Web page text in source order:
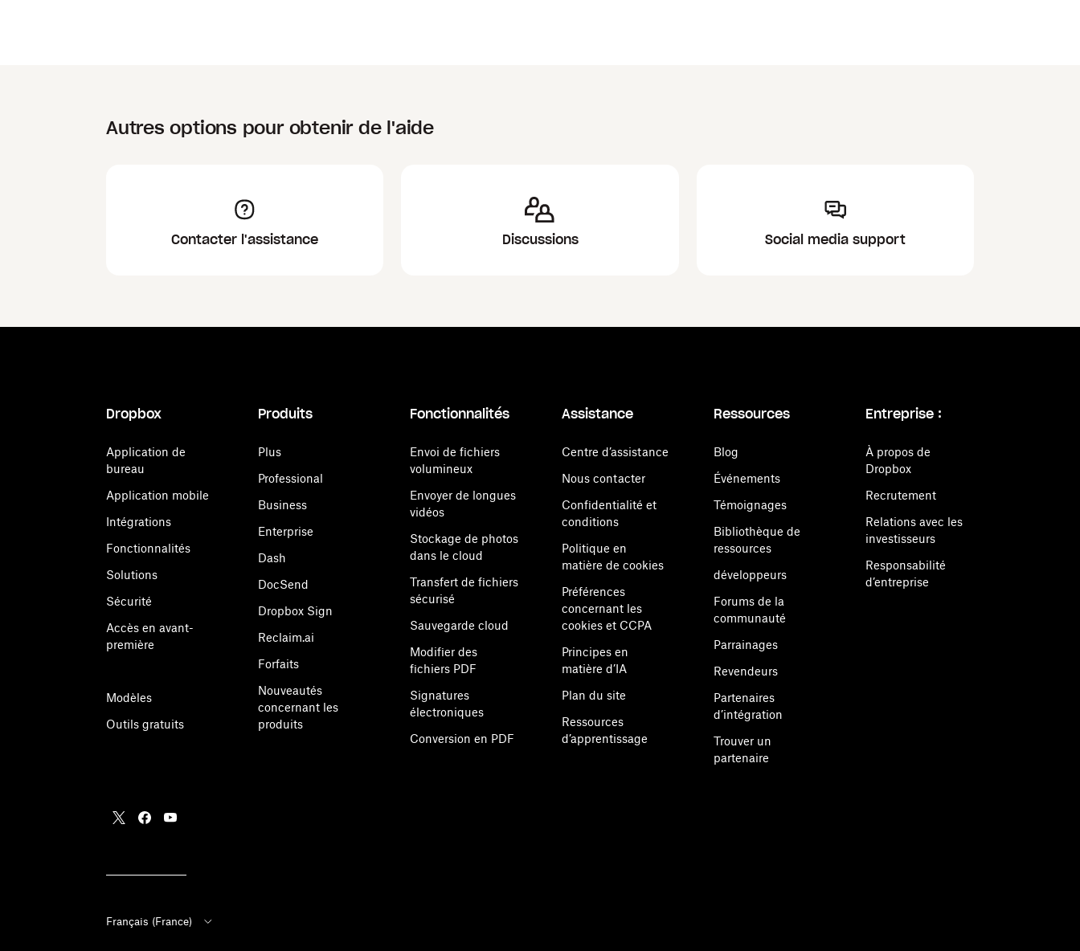
Autres options pour obtenir de l'aide
Contacter l'assistance Discussions Social media support
Dropbox
Application de
bureau
Application mobile
Intégrations
Fonctionnalités
Solutions
Sécurité
Accès en avant-
première
Modèles
Outils gratuits
Produits
Plus
Professional
Business
Enterprise
Dash
DocSend
Dropbox Sign
Reclaim.ai
Forfaits
Nouveautés
concernant les
produits
Fonctionnalités
Envoi de fichiers
volumineux
Envoyer de longues
vidéos
Stockage de photos
dans le cloud
Transfert de fichiers
sécurisé
Sauvegarde cloud
Modifier des
fichiers PDF
Signatures
électroniques
Conversion en PDF
Assistance
Centre d’assistance
Nous contacter
Confidentialité et
conditions
Politique en
matière de cookies
Préférences
concernant les
cookies et CCPA
Principes en
matière d’IA
Plan du site
Ressources
d’apprentissage
Ressources
Blog
Événements
Témoignages
Bibliothèque de
ressources
développeurs
Forums de la
communauté
Parrainages
Revendeurs
Partenaires
d’intégration
Trouver un
partenaire
Entreprise :
À propos de
Dropbox
Recrutement
Relations avec les
investisseurs
Responsabilité
d’entreprise
Français (France)